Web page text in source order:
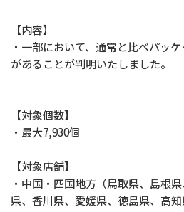
【内容】
・一部において、通常と比べパッ
があることが判明いたしました。
【対象個数】
・最大7,930個
【対象店舗】
・中国・四国地方（鳥取県、島根
県、香川県、愛媛県、徳島県、高